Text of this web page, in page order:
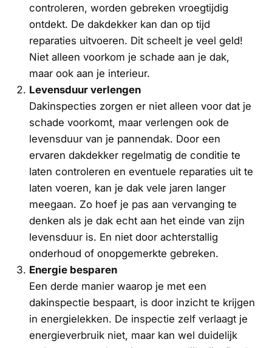
controleren, worden gebreken vroegtijdig
ontdekt. De dakdekker kan dan op tijd
reparaties uitvoeren. Dit scheelt je veel geld!
Niet alleen voorkom je schade aan je dak,
maar ook aan je interieur.
Levensduur verlengen
Dakinspecties zorgen er niet alleen voor dat je
schade voorkomt, maar verlengen ook de
levensduur van je pannendak. Door een
ervaren dakdekker regelmatig de conditie te
laten controleren en eventuele reparaties uit te
laten voeren, kan je dak vele jaren langer
meegaan. Zo hoef je pas aan vervanging te
denken als je dak echt aan het einde van zijn
levensduur is. En niet door achterstallig
onderhoud of onopgemerkte gebreken.
Energie besparen
Een derde manier waarop je met een
dakinspectie bespaart, is door inzicht te krijgen
in energielekken. De inspectie zelf verlaagt je
energieverbruik niet, maar kan wel duidelijk